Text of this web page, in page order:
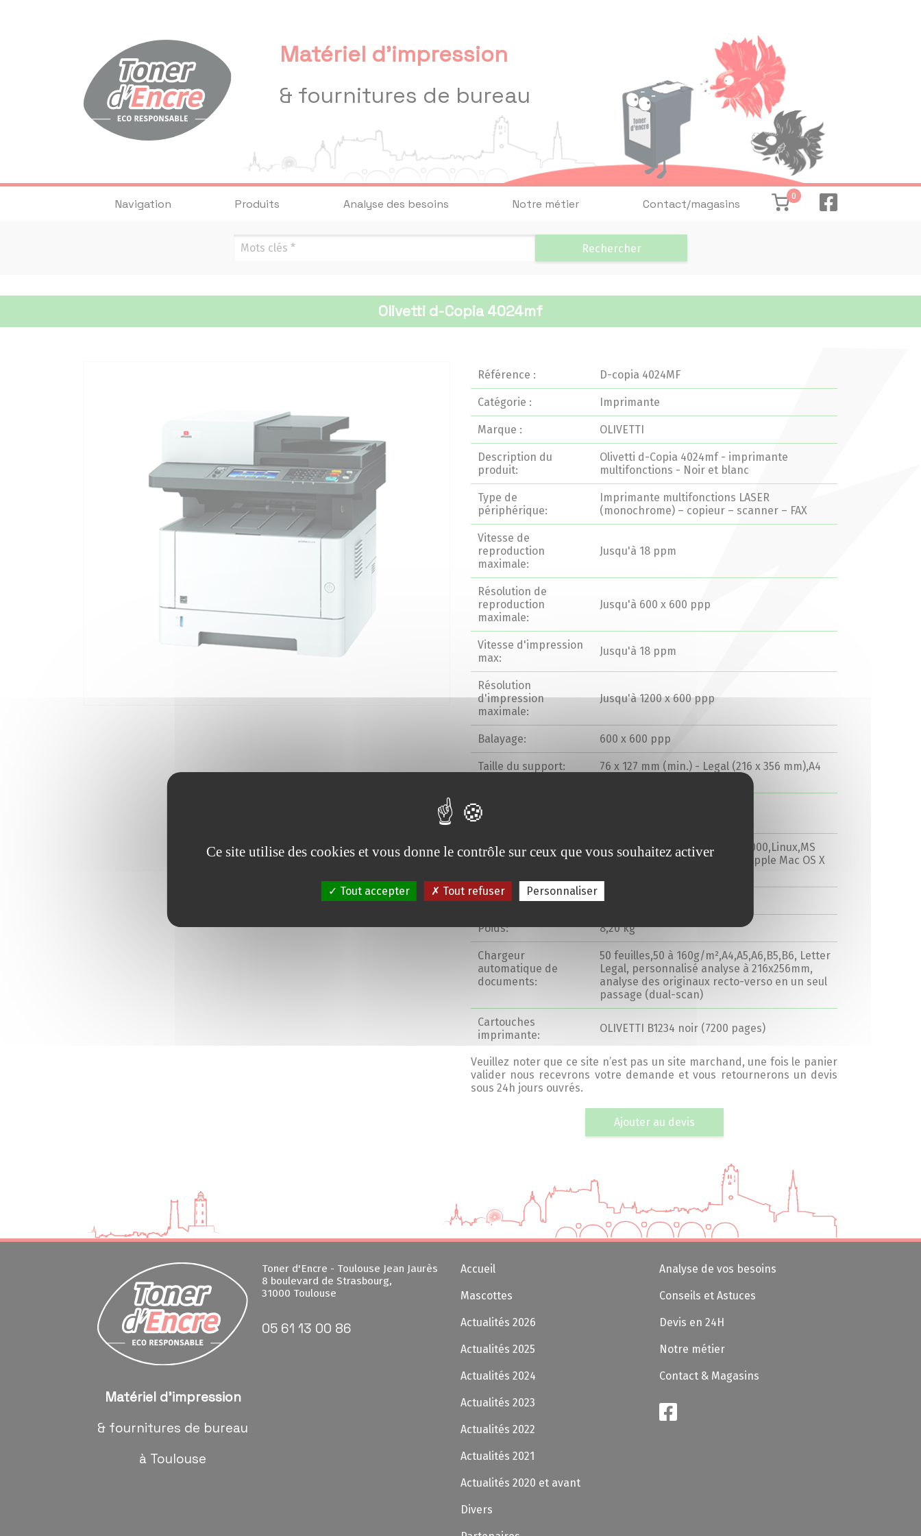
Matériel d'impression
& fournitures de bureau
Navigation Produits Analyse des besoins Notre métier Contact/magasins
0
Rechercher
Olivetti d-Copia 4024mf
Référence : D-copia 4024MF
Catégorie : Imprimante
Marque : OLIVETTI
Description du
produit:
Olivetti d-Copia 4024mf - imprimante
multifonctions - Noir et blanc
Type de
périphérique:
Imprimante multifonctions LASER
(monochrome) – copieur – scanner – FAX
Vitesse de
reproduction
maximale:
Jusqu'à 18 ppm
Résolution de
reproduction
maximale:
Jusqu'à 600 x 600 ppp
Vitesse d'impression
max:
Jusqu'à 18 ppm
Résolution
d'impression
maximale:
Jusqu'à 1200 x 600 ppp
Balayage: 600 x 600 ppp
Taille du support:
76 x 127 mm (min.) - Legal (216 x 356 mm),A4
Disponibilité de la
connexion:
Système
d'exploitation pris en
MS Windows XP,MS Windows 2000,Linux,MS
Windows 7,MS Windows Vista,Apple Mac OS X
Dimensions (LxPxH): 37.2 cm x 27.6 cm x 25.4 cm
Poids: 8,20 kg
Chargeur
automatique de
documents:
50 feuilles,50 à 160g/m²,A4,A5,A6,B5,B6, Letter
Legal, personnalisé analyse à 216x256mm,
analyse des originaux recto-verso en un seul
passage (dual-scan)
Cartouches
imprimante:
OLIVETTI B1234 noir (7200 pages)
Veuillez noter que ce site n’est pas un site marchand, une fois le panier
valider nous recevrons votre demande et vous retournerons un devis
sous 24h jours ouvrés.
Ajouter au devis
Matériel d'impression
& fournitures de bureau
à Toulouse
Toner d'Encre - Toulouse Jean Jaurès
8 boulevard de Strasbourg,
31000 Toulouse
05 61 13 00 86
Accueil
Mascottes
Actualités 2026
Actualités 2025
Actualités 2024
Actualités 2023
Actualités 2022
Actualités 2021
Actualités 2020 et avant
Divers
Analyse de vos besoins
Conseils et Astuces
Devis en 24H
Notre métier
Contact & Magasins
Ce site utilise des cookies et vous donne le contrôle sur ceux que vous souhaitez activer
Tout accepter Tout refuser Personnaliser